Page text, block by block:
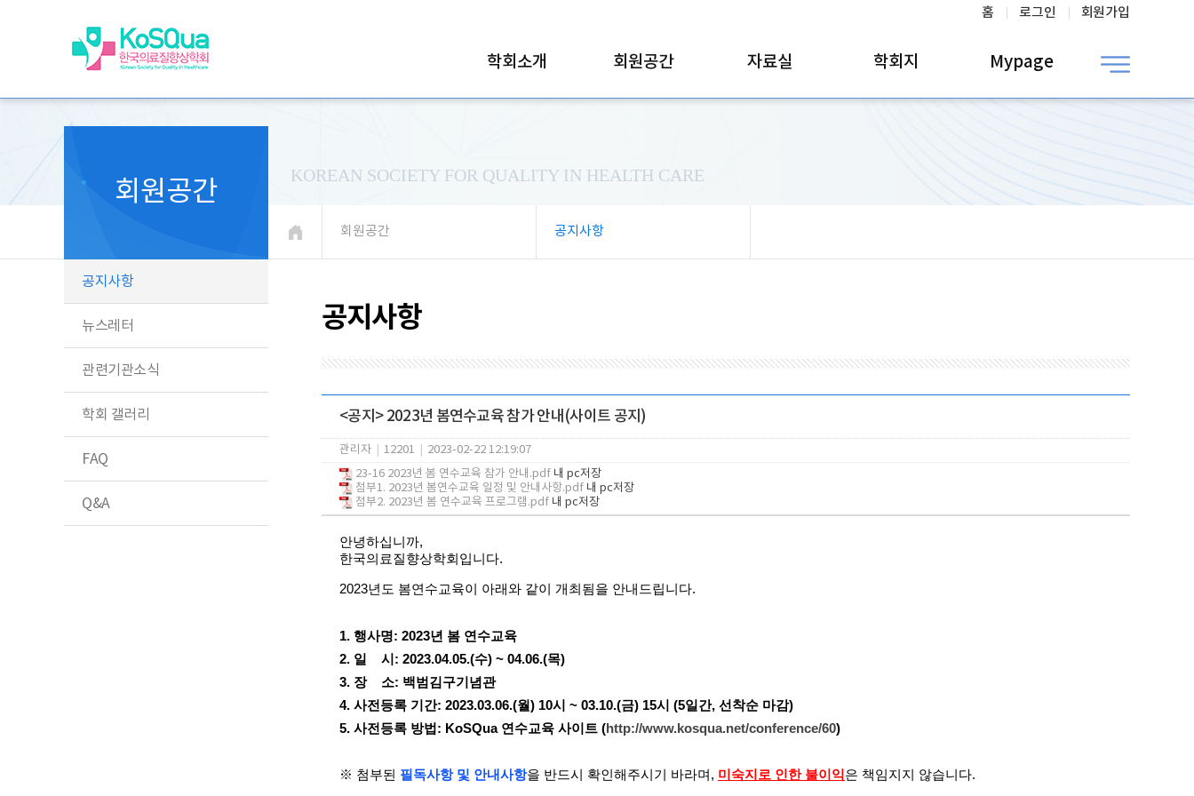
홈 로그인 회원가입
학회소개 회원공간 자료실 학회지 Mypage
KOREAN SOCIETY FOR QUALITY IN HEALTH CARE
회원공간 공지사항
회원공간
공지사항
뉴스레터
관련기관소식
학회 갤러리
FAQ
Q&A
공지사항
<공지> 2023년 봄연수교육 참가 안내(사이트 공지)
관리자 12201
2023-02-22 12:19:07
23-16 2023년 봄 연수교육 참가 안내.pdf 내 pc저장
첨부1. 2023년 봄연수교육 일정 및 안내사항.pdf 내 pc저장
첨부2. 2023년 봄 연수교육 프로그램.pdf 내 pc저장
​안녕하십니까,
한국의료질향상학회입니다.
2023년도 봄연수교육이 아래와 같이 개최됨을 안내드립니다.
1. 행사명: 2023년 봄 연수교육
2. 일 시: 2023.04.05.(수) ~ 04.06.(목)
3. 장 소: 백범김구기념관
4. 사전등록 기간: 2023.03.06.(월) 10시 ~ 03.10.(금) 15시 (5일간, 선착순 마감)
5. 사전등록 방법: KoSQua 연수교육 사이트 (http://www.kosqua.net/conference/60)
※ 첨부된 필독사항 및 안내사항을 반드시 확인해주시기 바라며, 미숙지로 인한 불이익은 책임지지 않습니다.